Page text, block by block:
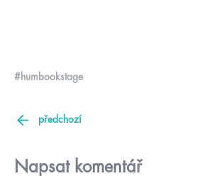
#humbookstage
předchozí
Napsat komentář